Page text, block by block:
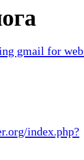
gmail for
index.php?